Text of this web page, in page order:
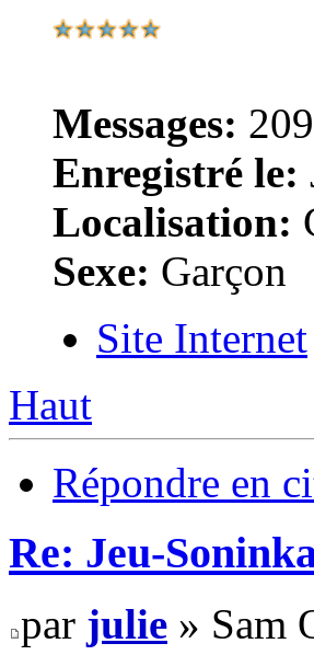
Messages:
Enregistré le:
Localisation:
Sexe: Garçon
Site Internet
Haut
Répondre en
Re: Jeu-
par julie » Sam